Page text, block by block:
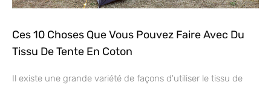
Ces 10 Choses Que Vous Pouvez Faire Avec Du
Tissu De Tente En Coton
Il existe une grande variété de façons d'utiliser le tissu de